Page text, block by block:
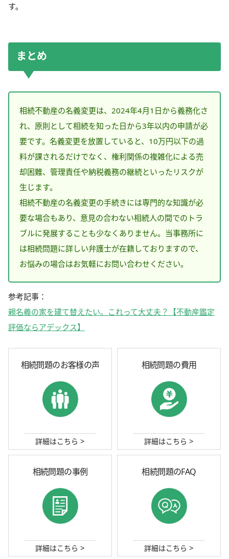
す。
まとめ
相続不動産の名義変更は、2024年4月1日から義務化さ
れ、原則として相続を知った日から3年以内の申請が必
要です。名義変更を放置していると、10万円以下の過
料が課されるだけでなく、権利関係の複雑化による売
却困難、管理責任や納税義務の継続といったリスクが
生じます。
相続不動産の名義変更の手続きには専門的な知識が必
要な場合もあり、意見の合わない相続人の間でのトラ
ブルに発展することも少なくありません。当事務所に
は相続問題に詳しい弁護士が在籍しておりますので、
お悩みの場合はお気軽にお問い合わせください。
参考記事：
親名義の家を建て替えたい。これって大丈夫？【不動産鑑定
評価ならアデックス】
相続問題のお客様の声
詳細はこちら >
相続問題の費用
詳細はこちら >
相続問題の事例
詳細はこちら >
相続問題のFAQ
詳細はこちら >